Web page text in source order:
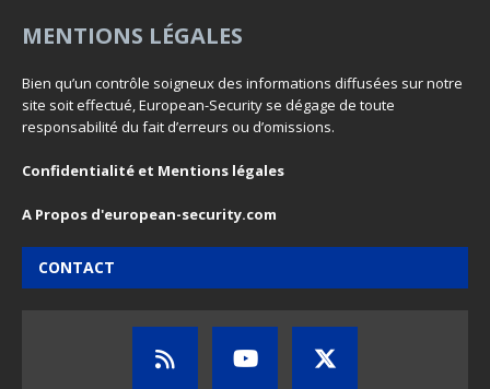
MENTIONS LÉGALES
Bien qu’un contrôle soigneux des informations diffusées sur notre
site soit effectué, European-Security se dégage de toute
responsabilité du fait d’erreurs ou d’omissions.
Confidentialité et Mentions légales
A Propos d'european-security.com
CONTACT